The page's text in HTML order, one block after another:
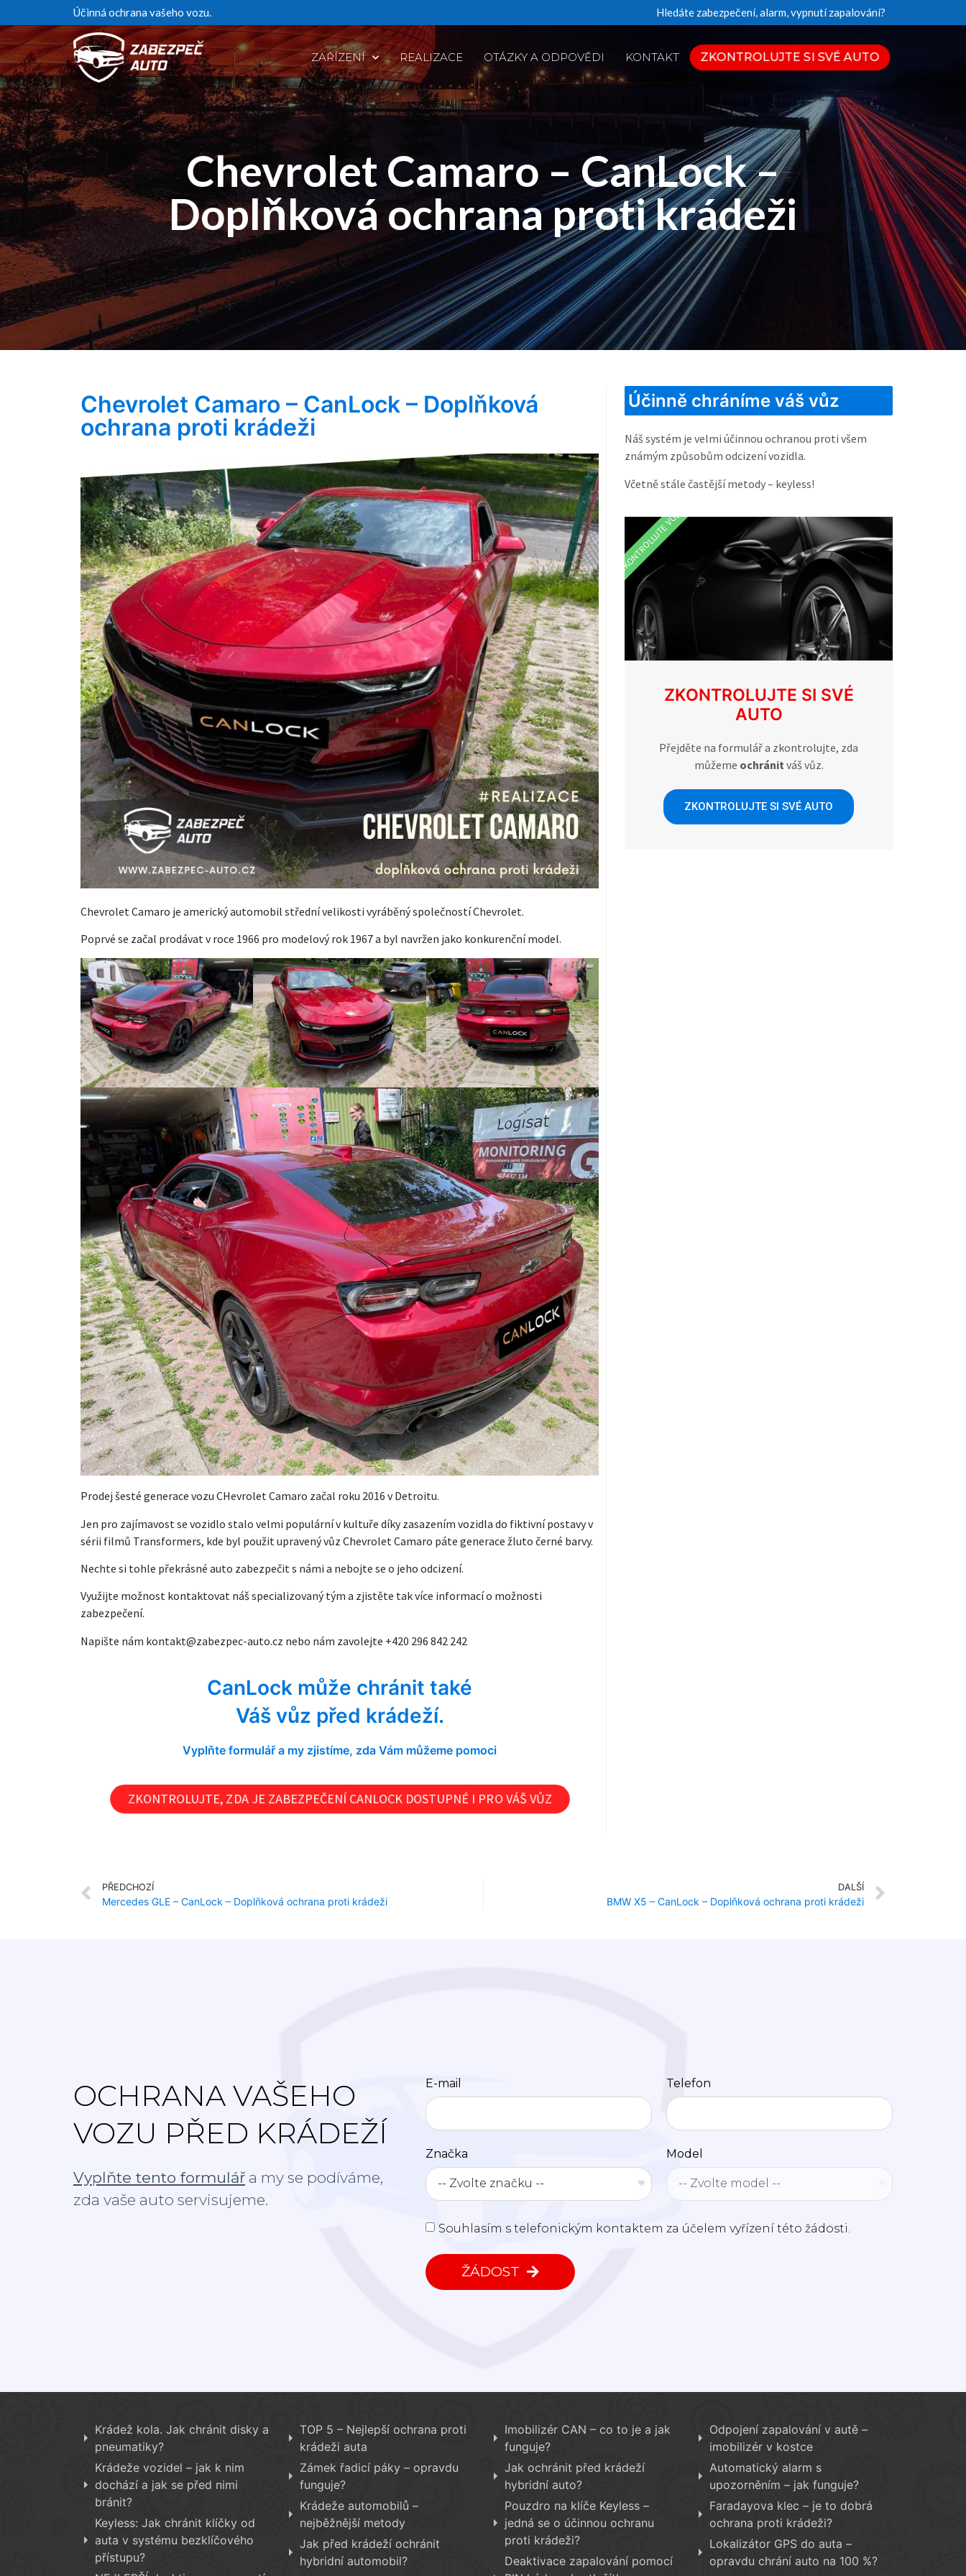
Účinná ochrana vašeho vozu. Hledáte zabezpečení, alarm, vypnutí zapalování?
ZAŘÍZENÍ REALIZACE OTÁZKY A ODPOVĚDI KONTAKT ZKONTROLUJTE SI SVÉ AUTO
Chevrolet Camaro – CanLock –
Doplňková ochrana proti krádeži
Chevrolet Camaro – CanLock – Doplňková
ochrana proti krádeži
Chevrolet Camaro je americký automobil střední velikosti vyráběný společností Chevrolet.
Poprvé se začal prodávat v roce 1966 pro modelový rok 1967 a byl navržen jako konkurenční model.
Prodej šesté generace vozu CHevrolet Camaro začal roku 2016 v Detroitu.
Jen pro zajímavost se vozidlo stalo velmi populární v kultuře díky zasazením vozidla do fiktivní postavy v
sérii filmů Transformers, kde byl použit upravený vůz Chevrolet Camaro páte generace žluto černé barvy.
Nechte si tohle překrásné auto zabezpečit s námi a nebojte se o jeho odcizení.
Využijte možnost kontaktovat náš specializovaný tým a zjistěte tak více informací o možnosti
zabezpečení.
Napište nám kontakt@zabezpec-auto.cz nebo nám zavolejte +420 296 842 242
CanLock může chránit také
Váš vůz před krádeží.
Vyplňte formulář a my zjistíme, zda Vám můžeme pomoci
ZKONTROLUJTE, ZDA JE ZABEZPEČENÍ CANLOCK DOSTUPNÉ I PRO VÁŠ VŮZ
Účinně chráníme váš vůz
Náš systém je velmi účinnou ochranou proti všem
známým způsobům odcizení vozidla.
Včetně stále častější metody – keyless!
ZKONTROLUJTE SI SVÉ
AUTO
Přejděte na formulář a zkontrolujte, zda
můžeme ochránit váš vůz.
ZKONTROLUJTE SI SVÉ AUTO
ZKONTROLUJTE VŮZ
PŘEDCHOZÍ
Mercedes GLE – CanLock – Doplňková ochrana proti krádeži
DALŠÍ
BMW X5 – CanLock – Doplňková ochrana proti krádeži
OCHRANA VAŠEHO
VOZU PŘED KRÁDEŽÍ
Vyplňte tento formulář a my se podíváme,
zda vaše auto servisujeme.
E-mail Telefon
Značka Model
Souhlasím s telefonickým kontaktem za účelem vyřízení této žádosti.
ŽÁDOST
Krádež kola. Jak chránit disky a
pneumatiky?
Krádeže vozidel – jak k nim
dochází a jak se před nimi
bránit?
Keyless: Jak chránit klíčky od
auta v systému bezklíčového
přístupu?
TOP 5 – Nejlepší ochrana proti
krádeži auta
Zámek řadicí páky – opravdu
funguje?
Krádeže automobilů –
nejběžnější metody
Jak před krádeží ochránit
hybridní automobil?
Imobilizér CAN – co to je a jak
funguje?
Jak ochránit před krádeží
hybridní auto?
Pouzdro na klíče Keyless –
jedná se o účinnou ochranu
proti krádeži?
Deaktivace zapalování pomocí
Odpojení zapalování v autě –
imobilizér v kostce
Automatický alarm s
upozorněním – jak funguje?
Faradayova klec – je to dobrá
ochrana proti krádeži?
Lokalizátor GPS do auta –
opravdu chrání auto na 100 %?